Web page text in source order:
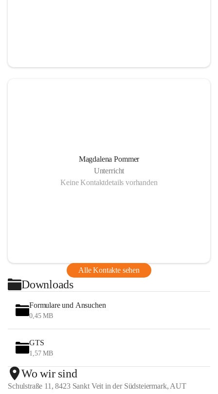
Magdalena Pommer
Unterricht
Keine Kontaktdetails vorhanden
Alle Kontakte sehen
Downloads
Formulare und Ansuchen
0,45 MB
GTS
1,57 MB
Wo wir sind
Schulstraße 11, 8423 Sankt Veit in der Südsteiermark, AUT